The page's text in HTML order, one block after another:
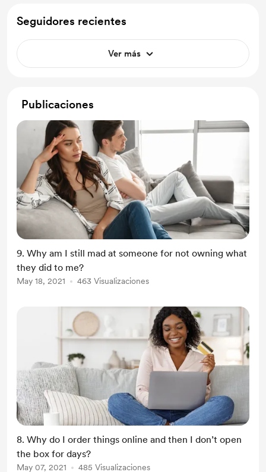
Seguidores recientes
Ver más
Publicaciones
9. Why am I still mad at someone for not owning what
they did to me?
May 18, 2021 463 Visualizaciones
8. Why do I order things online and then I don’t open
the box for days?
May 07, 2021 485 Visualizaciones